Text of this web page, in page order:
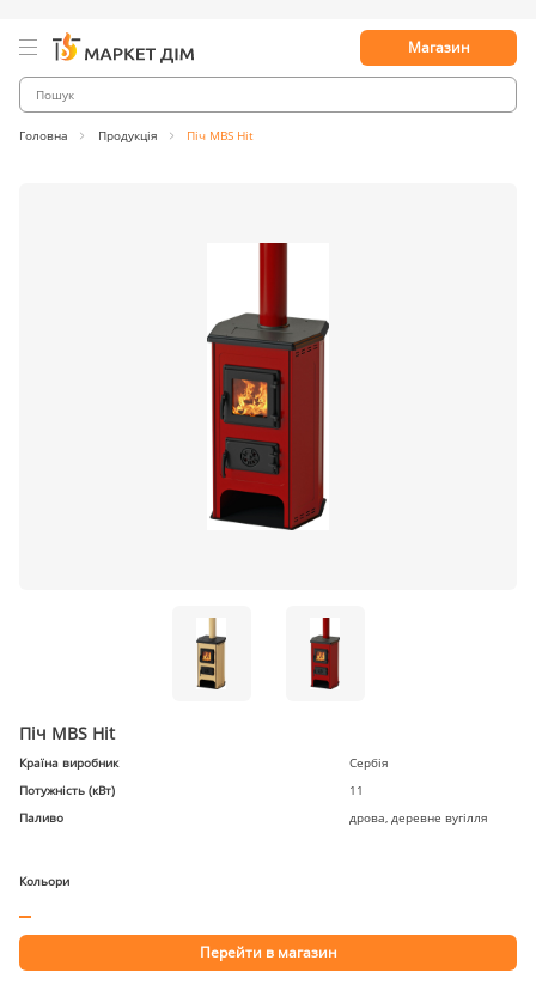
Магазин
Головна Продукція Піч MBS Hit
Піч MBS Hit
Країна виробник
Сербія
Потужність (кВт)
11
Паливо
дрова, деревне вугілля
Кольори
Перейти в магазин